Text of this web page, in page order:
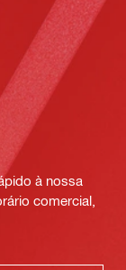
à nossa
comercial,